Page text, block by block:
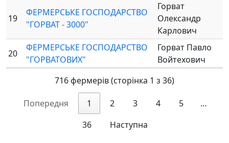
19
ФЕРМЕРСЬКЕ ГОСПОДАРСТВО
"ГОРВАТ - 3000"
Горват
Олександр
Карлович
20
ФЕРМЕРСЬКЕ ГОСПОДАРСТВО
"ГОРВАТОВИХ"
Горват Павло
Войтехович
716 фермерів (сторінка 1 з 36)
Попередня 1 2 3 4 5
…
36
Наступна